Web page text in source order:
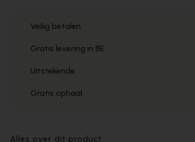
Veilig betalen
Gratis levering in BE
Uitstekende
Gratis ophaal
Alles over dit product